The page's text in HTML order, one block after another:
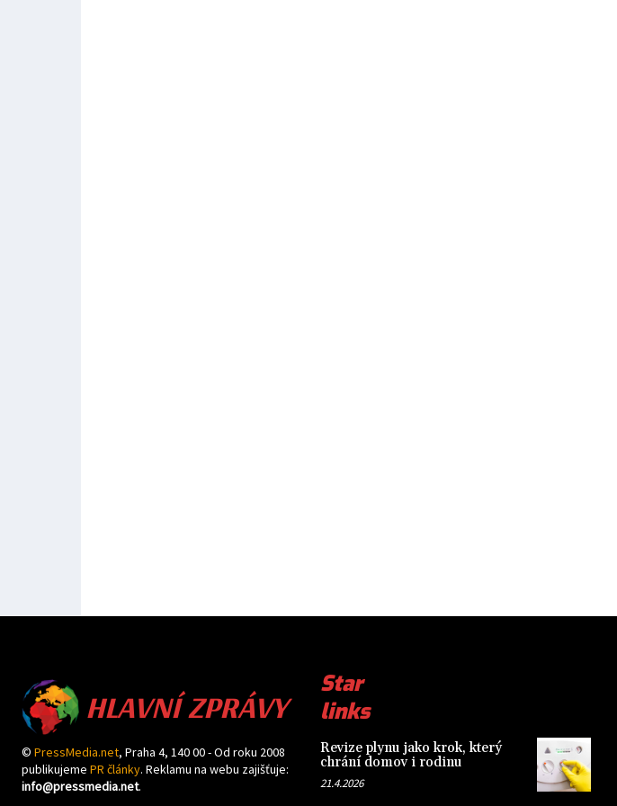
HLAVNÍ ZPRÁVY
© PressMedia.net, Praha 4, 140 00 - Od roku 2008
publikujeme PR články. Reklamu na webu zajišťuje:
info@pressmedia.net.
Star
links
Revize plynu jako krok, který
chrání domov i rodinu
21.4.2026